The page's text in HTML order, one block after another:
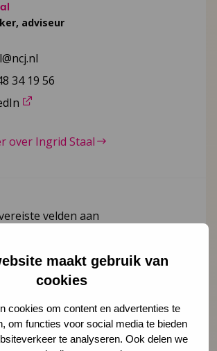
maakt gebruik van
cookies
cookies om content en advertenties te
om functies voor social media te bieden
te analyseren. Ook delen we
adviseur
34 19 56
over Ingrid Staal
velden aan